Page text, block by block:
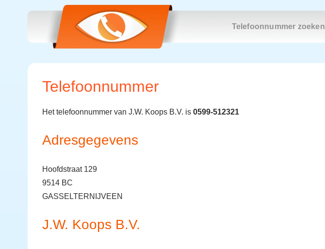
Telefoonnummer zoeken
Telefoonnummer
Het telefoonnummer van J.W. Koops B.V. is 0599-512321
Adresgegevens
Hoofdstraat 129
9514 BC
GASSELTERNIJVEEN
J.W. Koops B.V.